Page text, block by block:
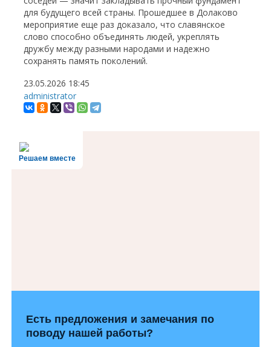
для будущего всей страны. Прошедшее в Долаково
мероприятие еще раз доказало, что славянское
слово способно объединять людей, укреплять
дружбу между разными народами и надежно
сохранять память поколений.
23.05.2026 18:45
administrator
Решаем вместе
Есть предложения и замечания по
поводу нашей работы?